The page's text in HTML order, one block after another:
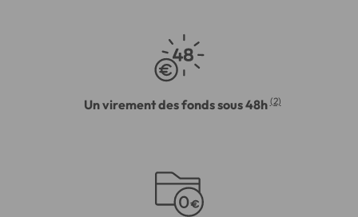
Un virement des fonds sous 48h (2)